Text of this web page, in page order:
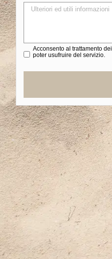
Acconsento al trattamento
poter usufruire del servizio.